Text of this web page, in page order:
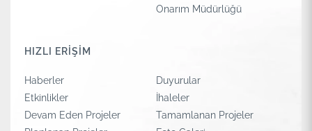
Onarım Müdürlüğü
HIZLI ERİŞİM
Haberler
Duyurular
Etkinlikler
İhaleler
Devam Eden Projeler
Tamamlanan Projeler